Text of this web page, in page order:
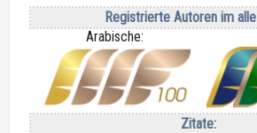
Registrierte Autoren im
Arabische:
Zitate: